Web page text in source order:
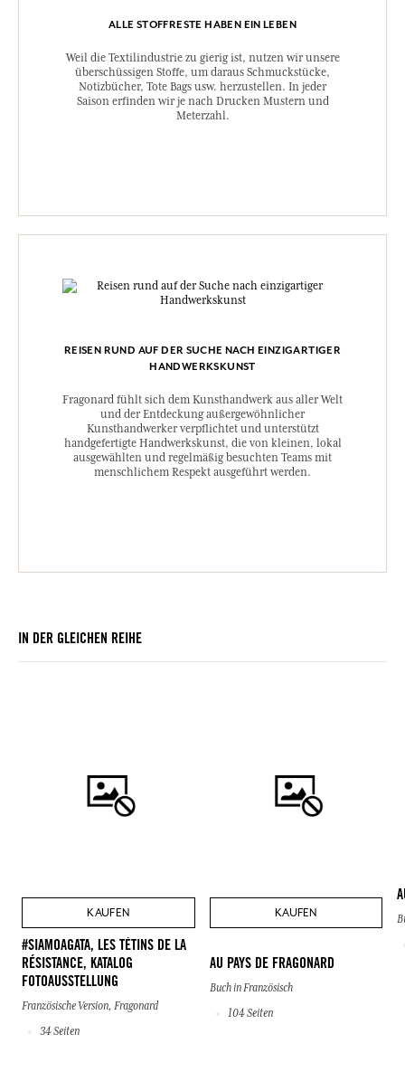
ALLE STOFFRESTE HABEN EIN LEBEN
Weil die Textilindustrie zu gierig ist, nutzen wir unsere
überschüssigen Stoffe, um daraus Schmuckstücke,
Notizbücher, Tote Bags usw. herzustellen. In jeder
Saison erfinden wir je nach Drucken Mustern und
Meterzahl.
REISEN RUND AUF DER SUCHE NACH EINZIGARTIGER
HANDWERKSKUNST
Fragonard fühlt sich dem Kunsthandwerk aus aller Welt
und der Entdeckung außergewöhnlicher
Kunsthandwerker verpflichtet und unterstützt
handgefertigte Handwerkskunst, die von kleinen, lokal
ausgewählten und regelmäßig besuchten Teams mit
menschlichem Respekt ausgeführt werden.
IN DER GLEICHEN REIHE
KAUFEN
#SIAMOAGATA, LES TÉTINS DE LA
RÉSISTANCE, KATALOG
FOTOAUSSTELLUNG
Französische Version, Fragonard
34 Seiten
KAUFEN
AU PAYS DE FRAGONARD
Buch in Französisch
104 Seiten